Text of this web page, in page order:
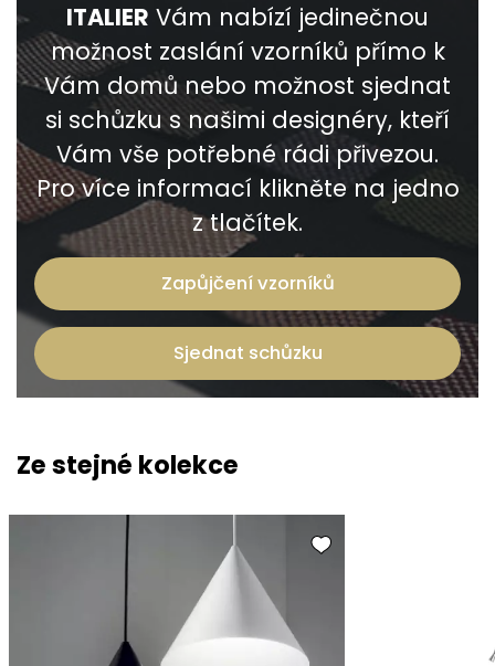
ITALIER Vám nabízí jedinečnou
možnost zaslání vzorníků přímo k
Vám domů nebo možnost sjednat
si schůzku s našimi designéry, kteří
Vám vše potřebné rádi přivezou.
Pro více informací klikněte na jedno
z tlačítek.
Zapůjčení vzorníků
Sjednat schůzku
Ze stejné kolekce